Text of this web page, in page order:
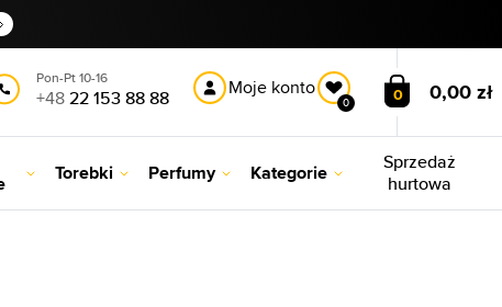
Pon-Pt 10-16
+4822 153 88 88 Moje konto
0 0 0,00 zł
Torebki Perfumy Kategorie
Sprzedaż
hurtowa